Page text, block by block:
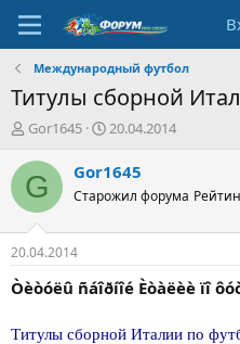
Международный футбол
Титулы сборной
А
т
о
т
е
м
ы
Gor1645
Д
т
н
а
л
20.04.2014
G Gor1645
Старожил форума
20.04.2014
Òèòóëû ñáîðíîé Èòàëèè ïî
Титулы сборной Италии по